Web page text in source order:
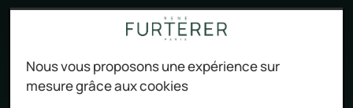
Karité Hydra
Nous vous proposons une expérience sur
mesure grâce aux cookies